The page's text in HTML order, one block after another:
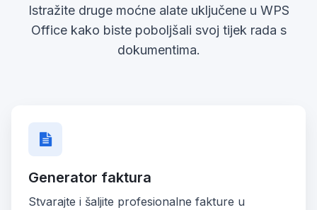
Istražite druge moćne alate uključene u WPS
Office kako biste poboljšali svoj tijek rada s
dokumentima.
Generator faktura
Stvarajte i šaljite profesionalne fakture u